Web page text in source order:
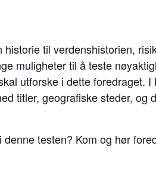
til verdenshistorien,
muligheter til å teste
utforske i dette foredraget.
titler, geografiske steder, og
denne testen? Kom og hør